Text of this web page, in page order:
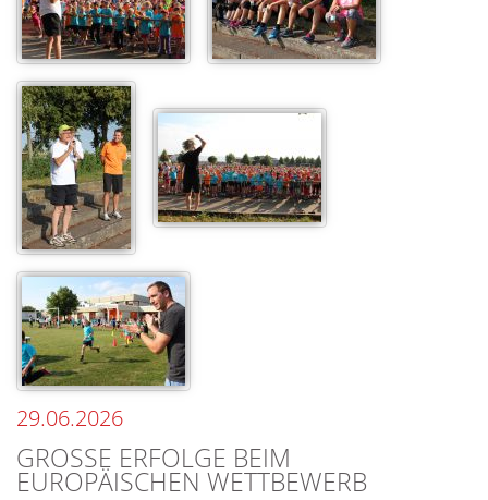
29.06.2026
GROSSE ERFOLGE BEIM E
UROPÄISCHEN WETTBEWERB